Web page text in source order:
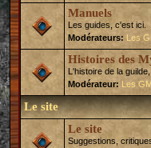
Manuels
Les guides, c'est ici.
Modérateurs: Les
Histoires des
L'histoire de la
Modérateur: Les GM
Le site
Le site
Suggestions,